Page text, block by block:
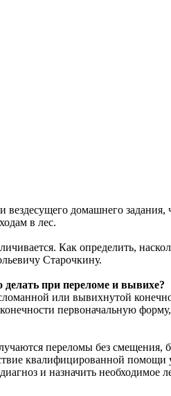
домашнего
в лес.
Как определить,
Старочкину.
делать при переломе и вывихе?
или вывихнутой
первоначальную
переломы без смещения,
квалифицированной
и назначить